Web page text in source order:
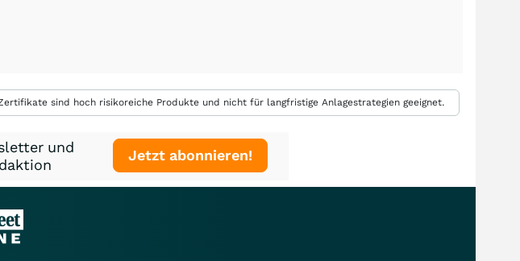
sind hoch risikoreiche Produkte und nicht für langfristige Anlagestrategien geeignet.
und
Jetzt abonnieren!